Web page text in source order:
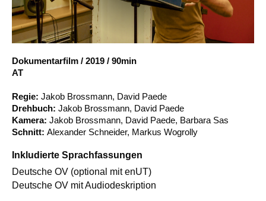
Account
Suche
Dokumentarfilm / 2019 / 90min
AT
Regie: Jakob Brossmann, David Paede
Drehbuch: Jakob Brossmann, David Paede
Kamera: Jakob Brossmann, David Paede, Barbara Sas
Schnitt: Alexander Schneider, Markus Wogrolly
Inkludierte Sprachfassungen
Deutsche OV (optional mit enUT)
Deutsche OV mit Audiodeskription